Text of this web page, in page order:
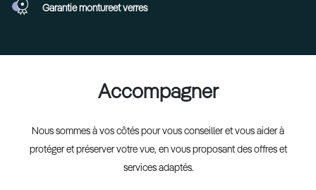
Garantie montureet verres
Accompagner
Nous sommes à vos côtés pour vous conseiller et vous aider à
protéger et préserver votre vue, en vous proposant des offres et
services adaptés.